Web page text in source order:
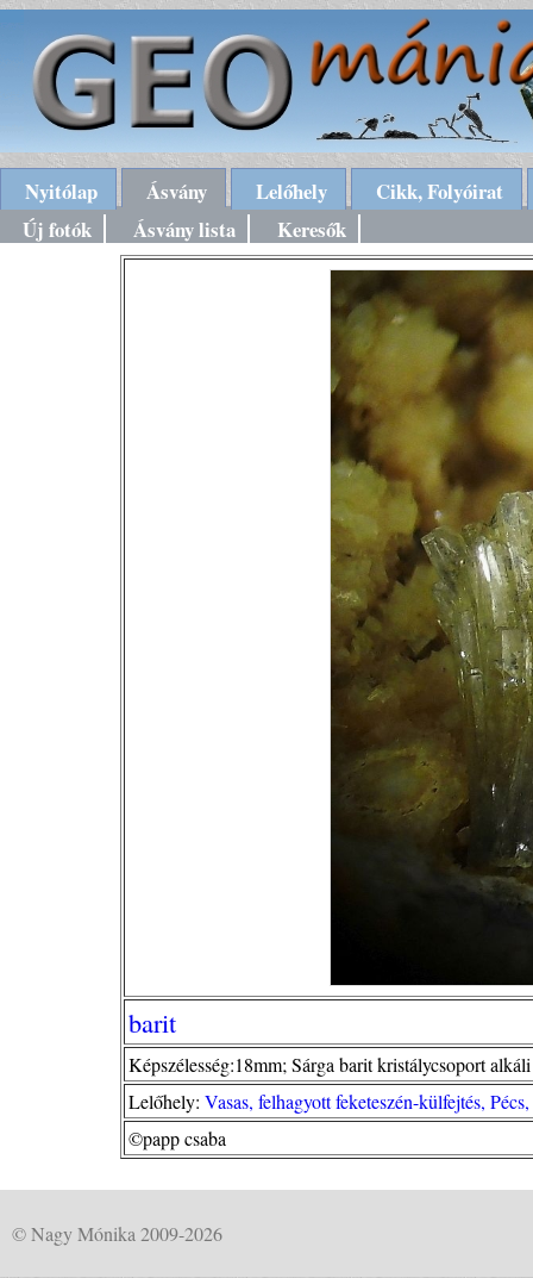
Nyitólap Ásvány Lelőhely
Cikk, Folyóirat
Új fotók
Ásvány lista Keresők
barit
Képszélesség:18mm; Sárga barit kristálycsoport
Lelőhely: Vasas, felhagyott feketeszén-külfejtés,
©papp csaba
© Nagy Mónika 2009-2026